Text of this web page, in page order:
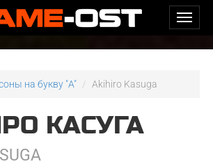
на букву "A" Akihiro Kasuga
КАСУГА